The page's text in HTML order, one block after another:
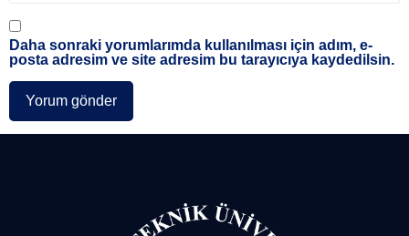
Daha sonraki yorumlarımda kullanılması için adım, e-
posta adresim ve site adresim bu tarayıcıya kaydedilsin.